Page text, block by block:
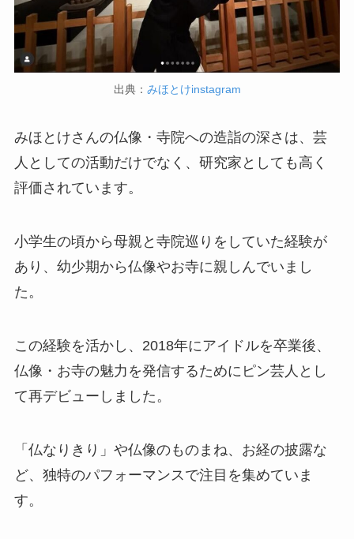
出典： みほとけinstagram
みほとけさんの仏像・寺院への造詣の深さは、芸
人としての活動だけでなく、研究家としても高く
評価されています。
小学生の頃から母親と寺院巡りをしていた経験が
あり、幼少期から仏像やお寺に親しんでいまし
た。
この経験を活かし、2018年にアイドルを卒業後、
仏像・お寺の魅力を発信するためにピン芸人とし
て再デビューしました。
「仏なりきり」や仏像のものまね、お経の披露な
ど、独特のパフォーマンスで注目を集めていま
す。